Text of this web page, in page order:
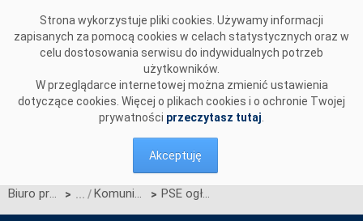
Strona wykorzystuje pliki cookies. Używamy informacji
zapisanych za pomocą cookies w celach statystycznych oraz w
celu dostosowania serwisu do indywidualnych potrzeb
użytkowników.
W przeglądarce internetowej można zmienić ustawienia
dotyczące cookies. Więcej o plikach cookies i o ochronie Twojej
prywatności przeczytasz tutaj
Akceptuję
Biuro prasowe > Komunikaty OSP > PSE ogłaszają terminy aukcji wstępnych do aukcji głównej na rok dostaw 2030 oraz do aukcji dodatkowych na poszczególne kwartały roku dostaw 2027